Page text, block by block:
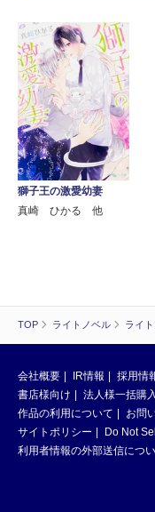
TOP ライトノベル ライ
獅子王の激愛幼妻
真崎 ひかる 他
会社概要 IR情報 採用情
書店様向け
法人様一括購入
作品の利用について
お問
サイトポリシー
Do Not
利用者情報の外部送信につ